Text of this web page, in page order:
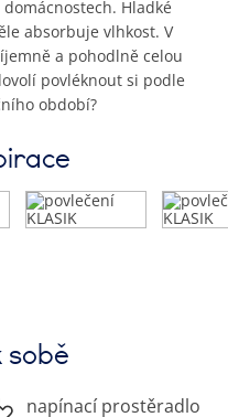
Hladké
absorbuje vlhkost. V
a pohodlně celou
povléknout si podle
období?
sobě